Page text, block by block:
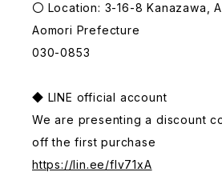
〇 Location: 3-16-8 Kanazawa,
Aomori Prefecture
030-0853
◆ LINE official account
We are presenting a discount
off the first purchase
https://lin.ee/fIv71xA